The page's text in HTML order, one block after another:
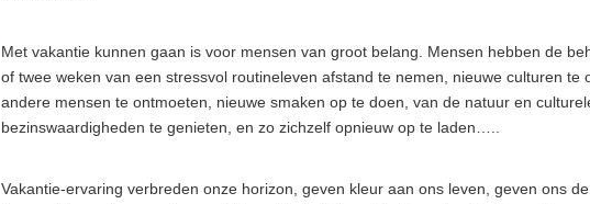
Met vakantie kunnen gaan is voor mensen van groot belang. Mensen hebben de
of twee weken van een stressvol routineleven afstand te nemen, nieuwe culturen te
andere mensen te ontmoeten, nieuwe smaken op te doen, van de natuur en
bezinswaardigheden te genieten, en zo zichzelf opnieuw op te laden…..
Vakantie-ervaring verbreden onze horizon, geven kleur aan ons leven, geven ons